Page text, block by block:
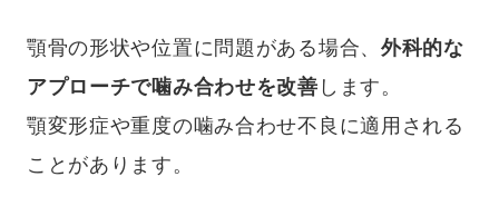
顎骨の形状や位置に問題がある場合、 外科的な
アプローチで噛み合わせを改善 します。
顎変形症や重度の噛み合わせ不良に適用される
ことがあります。